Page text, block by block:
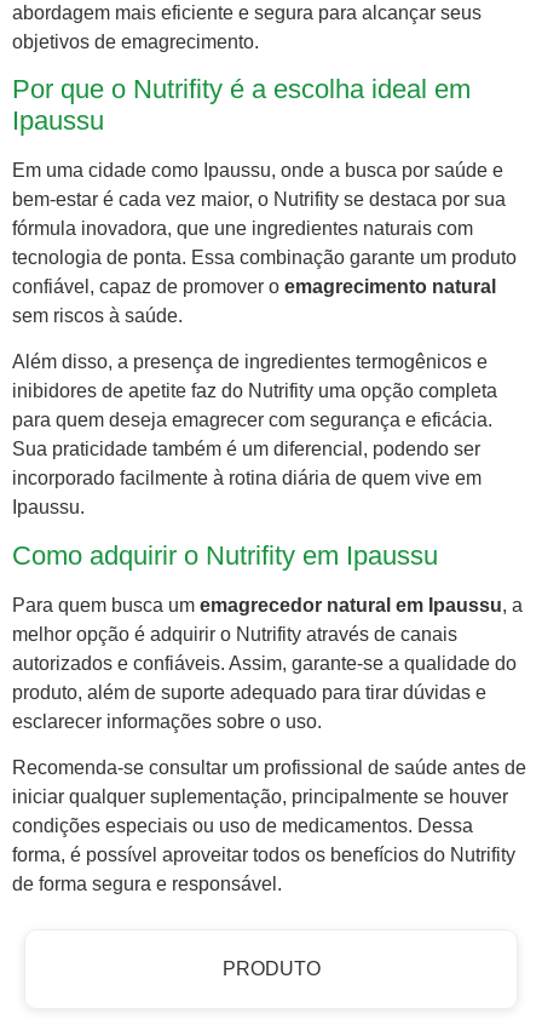
abordagem mais eficiente e segura para alcançar seus
objetivos de emagrecimento.
Por que o Nutrifity é a escolha ideal em
Ipaussu
Em uma cidade como Ipaussu, onde a busca por saúde e
bem-estar é cada vez maior, o Nutrifity se destaca por sua
fórmula inovadora, que une ingredientes naturais com
tecnologia de ponta. Essa combinação garante um produto
confiável, capaz de promover o emagrecimento natural
sem riscos à saúde.
Além disso, a presença de ingredientes termogênicos e
inibidores de apetite faz do Nutrifity uma opção completa
para quem deseja emagrecer com segurança e eficácia.
Sua praticidade também é um diferencial, podendo ser
incorporado facilmente à rotina diária de quem vive em
Ipaussu.
Como adquirir o Nutrifity em Ipaussu
Para quem busca um emagrecedor natural em Ipaussu, a
melhor opção é adquirir o Nutrifity através de canais
autorizados e confiáveis. Assim, garante-se a qualidade do
produto, além de suporte adequado para tirar dúvidas e
esclarecer informações sobre o uso.
Recomenda-se consultar um profissional de saúde antes de
iniciar qualquer suplementação, principalmente se houver
condições especiais ou uso de medicamentos. Dessa
forma, é possível aproveitar todos os benefícios do Nutrifity
de forma segura e responsável.
PRODUTO